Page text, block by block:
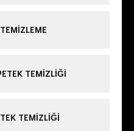
TEMIZLIĞI
TEMIZLIĞI